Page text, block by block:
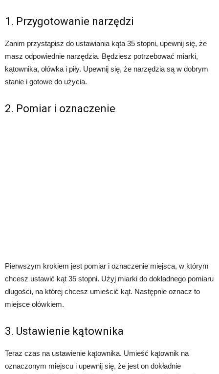
1. Przygotowanie narzędzi
Zanim przystąpisz do ustawiania kąta 35 stopni, upewnij się, że
masz odpowiednie narzędzia. Będziesz potrzebować miarki,
kątownika, ołówka i piły. Upewnij się, że narzędzia są w dobrym
stanie i gotowe do użycia.
2. Pomiar i oznaczenie
Pierwszym krokiem jest pomiar i oznaczenie miejsca, w którym
chcesz ustawić kąt 35 stopni. Użyj miarki do dokładnego pomiaru
długości, na której chcesz umieścić kąt. Następnie oznacz to
miejsce ołówkiem.
3. Ustawienie kątownika
Teraz czas na ustawienie kątownika. Umieść kątownik na
oznaczonym miejscu i upewnij się, że jest on dokładnie